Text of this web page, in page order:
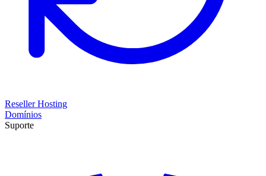
Reseller Hosting
Domínios
Suporte